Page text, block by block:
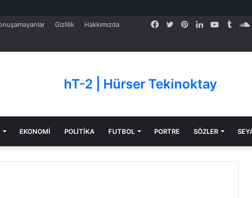
Gizlilik Hakkımızda YouTube
LinkedIn
Pinterest
Twitter
Facebook
hT-2 | Hürser Tekinoktay
EKONOMİ POLİTİKA FUTBOL PORTRE SÖZLER